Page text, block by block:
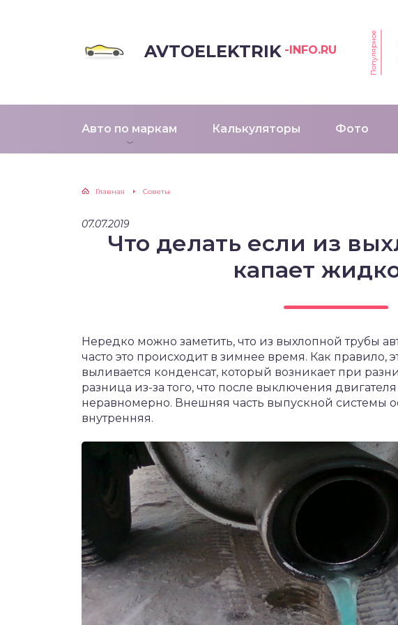
AVTOELEKTRIK -INFO.RU Популярное
Авто по маркам Калькуляторы Фото
Главная Советы
07.07.2019
Что делать если из
капает
Нередко можно заметить, что из выхлопной трубы
часто это происходит в зимнее время. Как правило,
выливается конденсат, который возникает при
разница из-за того, что после выключения
неравномерно. Внешняя часть выпускной системы
внутренняя.